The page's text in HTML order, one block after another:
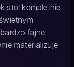
stoi kompletnie
fajne
materializuje